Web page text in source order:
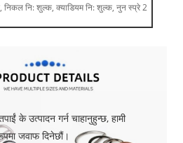
निकल नि: शुल्क, क्याडियम नि: शुल्क, नुन स्प्रे 2
के उत्पादन गर्न चाहानुहुन्छ, हामी
जवाफ दिनेछौं।